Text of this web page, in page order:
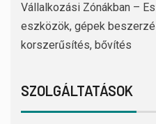
Vállalkozási Zónákban –
eszközök, gépek
korszerűsítés, bővítés
SZOLGÁLTATÁSOK